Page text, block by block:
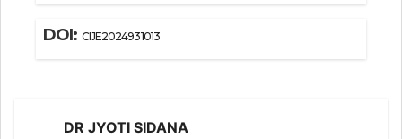
DOI: CIJE2024931013
DR JYOTI SIDANA